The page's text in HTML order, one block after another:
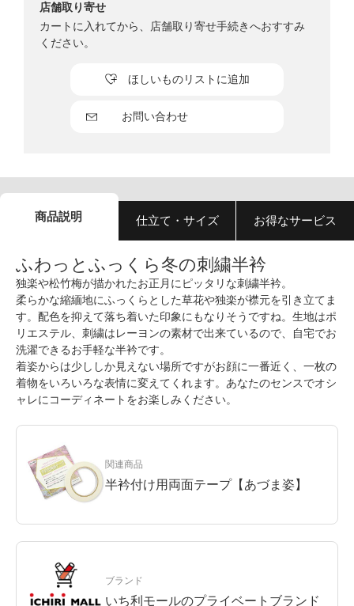
お問い合わせ
ほしいものリストに追加
店舗取り寄せ
カートに入れてから、店舗取り寄せ手続きへおすすみ
ください。
商品説明 仕立て・サイズ お得なサービス
ふわっとふっくら冬の刺繍半衿
独楽や松竹梅が描かれたお正月にピッタリな刺繍半衿。
柔らかな縮緬地にふっくらとした草花や独楽が襟元を引き立てま
す。配色を抑えて落ち着いた印象にもなりそうですね。生地はポ
リエステル、刺繍はレーヨンの素材で出来ているので、自宅でお
洗濯できるお手軽な半衿です。
着姿からは少ししか見えない場所ですがお顔に一番近く、一枚の
着物をいろいろな表情に変えてくれます。あなたのセンスでオシ
ャレにコーディネートをお楽しみください。
関連商品
半衿付け用両面テープ【あづま姿】
ブランド
いち利モールのプライベートブランド